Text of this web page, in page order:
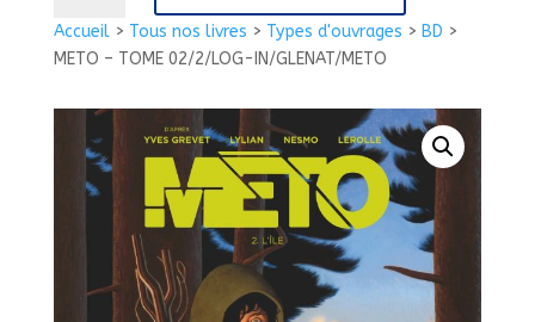
Accueil> Tous nos livres > Types d'ouvrages > BD >
METO – TOME 02/2/LOG-IN/GLENAT/METO
METO
-
IN/GLENAT/METO